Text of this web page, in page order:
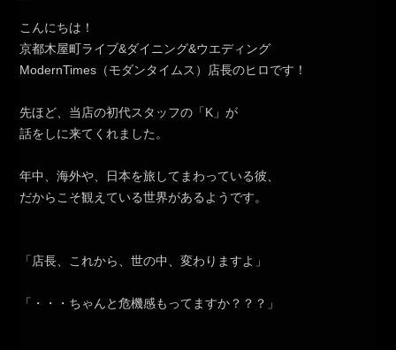
こんにちは！
京都木屋町ライブ&ダイニング&ウエディング
ModernTimes（モダンタイムス）店長のヒロです！
先ほど、当店の初代スタッフの「K」が
話をしに来てくれました。
年中、海外や、日本を旅してまわっている彼、
だからこそ観えている世界があるようです。
「店長、これから、世の中、変わりますよ」
「・・・ちゃんと危機感もってますか？？？」